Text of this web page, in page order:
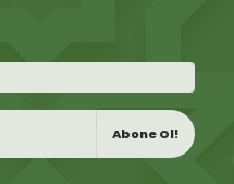
Abone Ol!